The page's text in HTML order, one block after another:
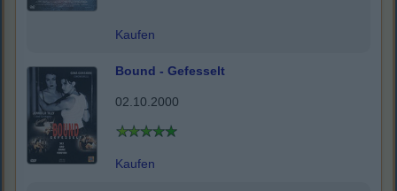
Kaufen
Bound - Gefesselt
02.10.2000
Kaufen